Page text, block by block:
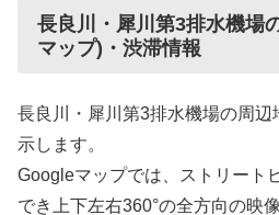
長良川・犀川第3排水機場
マップ)・渋滞情報
長良川・犀川第3排水機場の周
示します。
Googleマップでは、ストリート
でき上下左右360°の全方向の映